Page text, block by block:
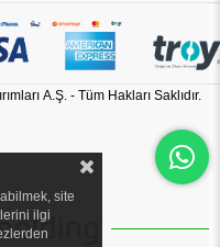
A.Ş. - Tüm Hakları Saklıdır.
site
ilgi